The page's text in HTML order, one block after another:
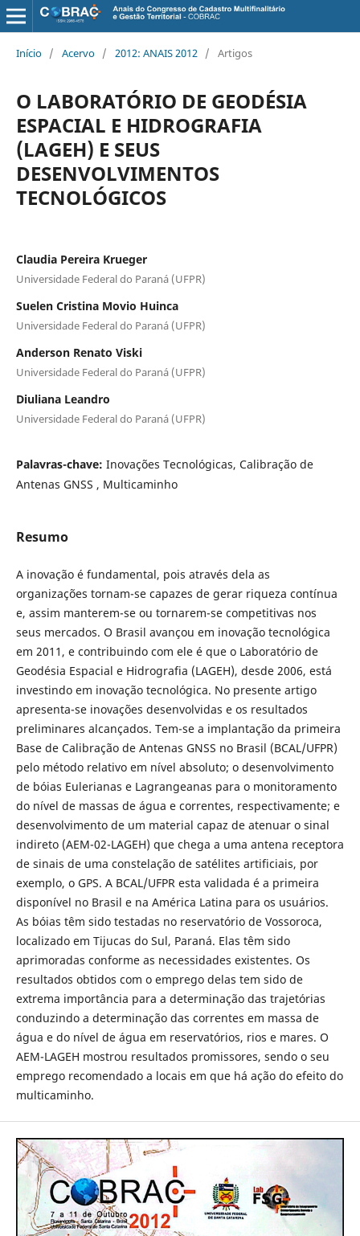
Início / Acervo / 2012: ANAIS 2012 / Artigos
O LABORATÓRIO DE GEODÉSIA
ESPACIAL E HIDROGRAFIA
(LAGEH) E SEUS
DESENVOLVIMENTOS
TECNOLÓGICOS
Claudia Pereira Krueger
Universidade Federal do Paraná (UFPR)
Suelen Cristina Movio Huinca
Universidade Federal do Paraná (UFPR)
Anderson Renato Viski
Universidade Federal do Paraná (UFPR)
Diuliana Leandro
Universidade Federal do Paraná (UFPR)
Palavras-chave: Inovações Tecnológicas, Calibração de
Antenas GNSS , Multicaminho
Resumo
A inovação é fundamental, pois através dela as
organizações tornam-se capazes de gerar riqueza contínua
e, assim manterem-se ou tornarem-se competitivas nos
seus mercados. O Brasil avançou em inovação tecnológica
em 2011, e contribuindo com ele é que o Laboratório de
Geodésia Espacial e Hidrografia (LAGEH), desde 2006, está
investindo em inovação tecnológica. No presente artigo
apresenta-se inovações desenvolvidas e os resultados
preliminares alcançados. Tem-se a implantação da primeira
Base de Calibração de Antenas GNSS no Brasil (BCAL/UFPR)
pelo método relativo em nível absoluto; o desenvolvimento
de bóias Eulerianas e Lagrangeanas para o monitoramento
do nível de massas de água e correntes, respectivamente; e
desenvolvimento de um material capaz de atenuar o sinal
indireto (AEM-02-LAGEH) que chega a uma antena receptora
de sinais de uma constelação de satélites artificiais, por
exemplo, o GPS. A BCAL/UFPR esta validada é a primeira
disponível no Brasil e na América Latina para os usuários.
As bóias têm sido testadas no reservatório de Vossoroca,
localizado em Tijucas do Sul, Paraná. Elas têm sido
aprimoradas conforme as necessidades existentes. Os
resultados obtidos com o emprego delas tem sido de
extrema importância para a determinação das trajetórias
conduzindo a determinação das correntes em massa de
água e do nível de água em reservatórios, rios e mares. O
AEM-LAGEH mostrou resultados promissores, sendo o seu
emprego recomendado a locais em que há ação do efeito do
multicaminho.